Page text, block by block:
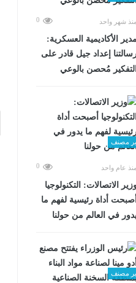
منذ شهر واحد 0
مدير الأكاديمية العسكرية:
إعداد جيل قادر على
التفكير مُحصن بالوعي
مصنف
منذ عام واحد 0
الاتصالات: التكنولوجيا
أصبحت أداة رئيسية لفهم ما
في العالم من حولنا
مصنف